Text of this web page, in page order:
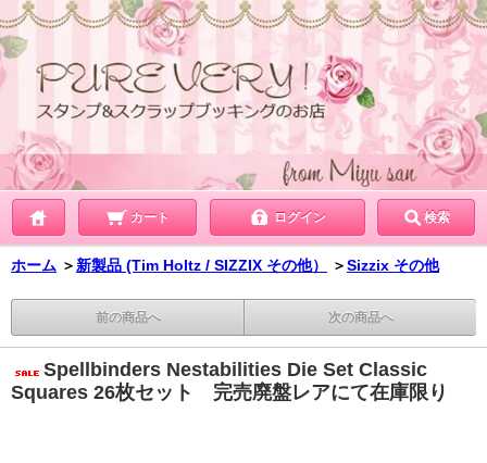
カート ログイン 検索
ホーム ＞ 新製品 (Tim Holtz / SIZZIX その他） ＞Sizzix その他
前の商品へ 次の商品へ
Spellbinders Nestabilities Die Set Classic
Squares 26枚セット 完売廃盤レアにて在庫限り